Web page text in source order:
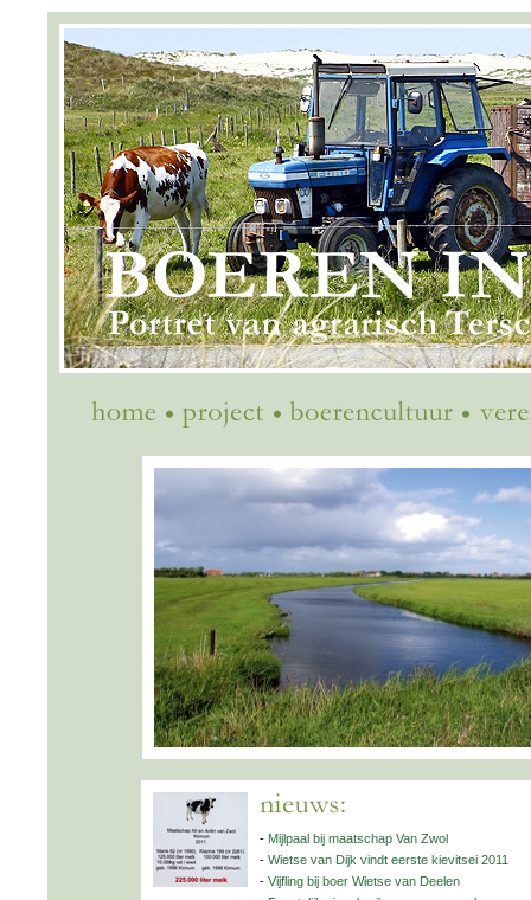
- Mijlpaal bij maatschap Van Zwol
- Wietse van Dijk vindt eerste kievitsei 2011
- Vijfling bij boer Wietse van Deelen